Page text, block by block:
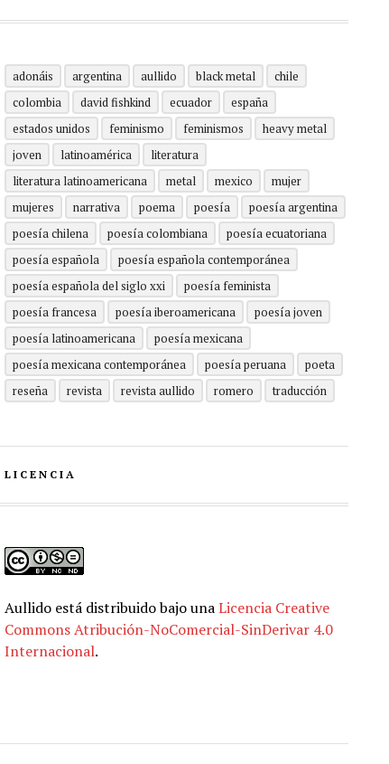
adonáis argentina aullido black metal
chile
colombia
david fishkind ecuador
españa
estados unidos
feminismo feminismos
heavy metal
joven
latinoamérica
literatura
literatura latinoamericana
metal mexico
mujer
mujeres
narrativa poema poesía
poesía argentina
poesía chilena
poesía colombiana
poesía ecuatoriana
poesía española
poesía española contemporánea
poesía española del siglo xxi
poesía feminista
poesía francesa
poesía iberoamericana
poesía joven
poesía latinoamericana
poesía mexicana
poesía mexicana contemporánea
poesía peruana
poeta
reseña
revista revista aullido romero traducción
LICENCIA
Aullidoestá distribuido bajo unaLicencia Creative
Commons Atribución-NoComercial-SinDerivar 4.0
Internacional.